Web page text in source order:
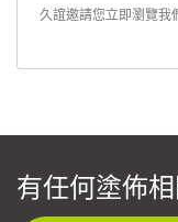
久誼邀請您立即瀏覽我
有任何塗佈